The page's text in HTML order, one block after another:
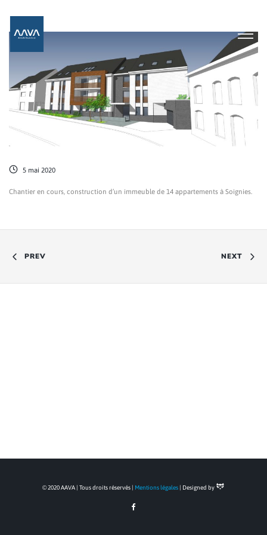
5 mai 2020
Chantier en cours, construction d’un immeuble de 14 appartements à Soignies.
PREV NEXT
© 2020 AAVA | Tous droits réservés | Mentions légales | Designed by